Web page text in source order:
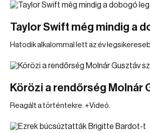
Taylor Swift még mindig a
Hatodik alkalommal lett az év
Körözi a rendőrség Molnár
Reagált a történtekre. +Videó.